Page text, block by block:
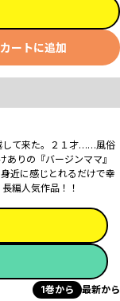
カートに追加
して来た。２１才……風俗
りの『バージンママ』
近に感じとれるだけで幸
編人気作品！！
1巻から 最新から